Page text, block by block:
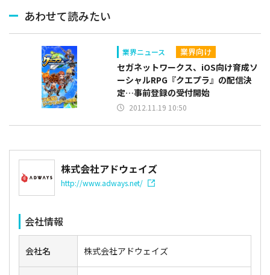
あわせて読みたい
業界ニュース 業界向け
セガネットワークス、iOS向け育成ソ
ーシャルRPG『クエプラ』の配信決
定…事前登録の受付開始
2012.11.19 10:50
株式会社アドウェイズ
http://www.adways.net/
会社情報
会社名 株式会社アドウェイズ